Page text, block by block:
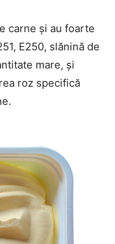
carne și au foarte
E250, slănină de
mare, și
roz specifică